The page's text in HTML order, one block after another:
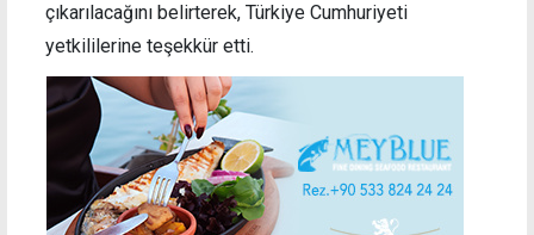
çıkarılacağını belirterek, Türkiye Cumhuriyeti
yetkililerine teşekkür etti.